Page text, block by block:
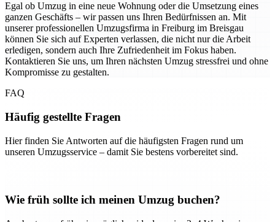
Egal ob Umzug in eine neue Wohnung oder die Umsetzung eines
ganzen Geschäfts – wir passen uns Ihren Bedürfnissen an. Mit
unserer professionellen Umzugsfirma in Freiburg im Breisgau
können Sie sich auf Experten verlassen, die nicht nur die Arbeit
erledigen, sondern auch Ihre Zufriedenheit im Fokus haben.
Kontaktieren Sie uns, um Ihren nächsten Umzug stressfrei und ohne
Kompromisse zu gestalten.
FAQ
Häufig gestellte Fragen
Hier finden Sie Antworten auf die häufigsten Fragen rund um
unseren Umzugsservice – damit Sie bestens vorbereitet sind.
Wie früh sollte ich meinen Umzug buchen?